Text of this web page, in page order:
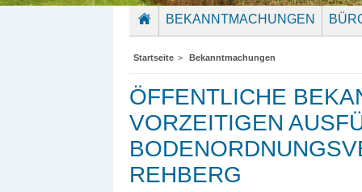
BEKANNTMACHUNGEN
Startseite > Bekanntmachungen
ÖFFENTLICHE
VORZEITIGEN
REHBERG